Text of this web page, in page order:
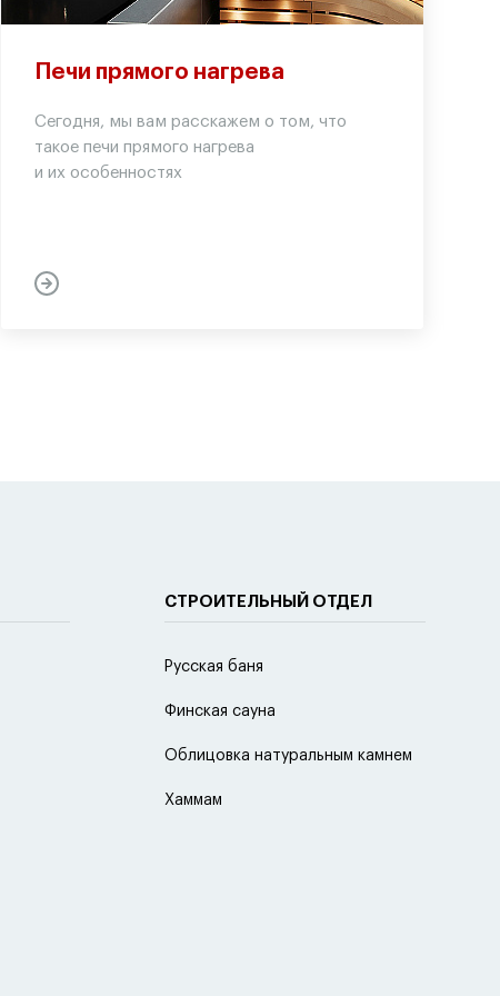
Печи прямого нагрева
Сегодня, мы вам расскажем о том, что
такое печи прямого нагрева
и их особенностях
СТРОИТЕЛЬНЫЙ ОТДЕЛ
Русская баня
Финская сауна
Облицовка натуральным камнем
Хаммам